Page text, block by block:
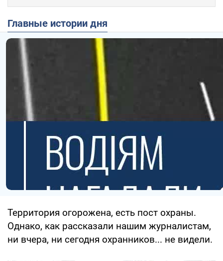
Главные истории дня
Территория огорожена, есть пост охраны.
Однако, как рассказали нашим журналистам,
ни вчера, ни сегодня охранников... не видели.